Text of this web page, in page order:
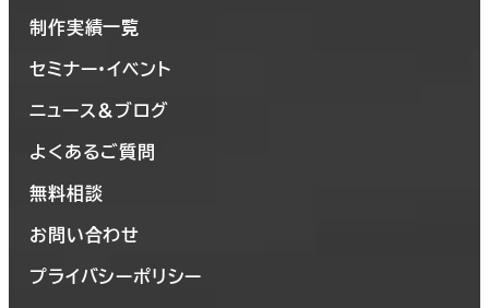
制作実績一覧
セミナー・イベント
ニュース＆ブログ
よくあるご質問
無料相談
お問い合わせ
プライバシーポリシー